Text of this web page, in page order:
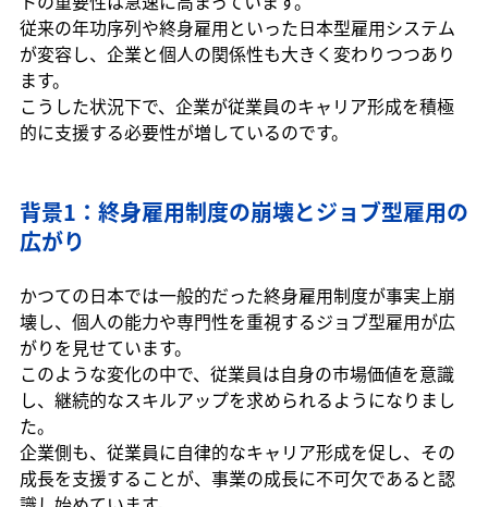
従来の年功序列や終身雇用といった日本型雇用システム
が変容し、企業と個人の関係性も大きく変わりつつあり
ます。
こうした状況下で、企業が従業員のキャリア形成を積極
的に支援する必要性が増しているのです。
背景1：終身雇用制度の崩壊とジョブ型雇用の
広がり
かつての日本では一般的だった終身雇用制度が事実上崩
壊し、個人の能力や専門性を重視するジョブ型雇用が広
がりを見せています。
このような変化の中で、従業員は自身の市場価値を意識
し、継続的なスキルアップを求められるようになりまし
た。
企業側も、従業員に自律的なキャリア形成を促し、その
成長を支援することが、事業の成長に不可欠であると認